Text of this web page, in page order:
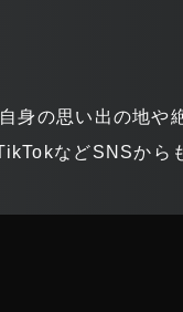
の思い出の地や
などSNSから